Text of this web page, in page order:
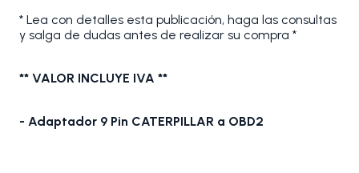
* Lea con detalles esta publicación, haga las consultas
y salga de dudas antes de realizar su compra *
** VALOR INCLUYE IVA **
- Adaptador 9 Pin CATERPILLAR a OBD2